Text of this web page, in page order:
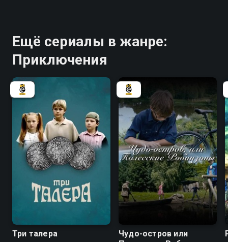
Ещё сериалы в жанре:
Приключения
Три талера
Чудо-остров или